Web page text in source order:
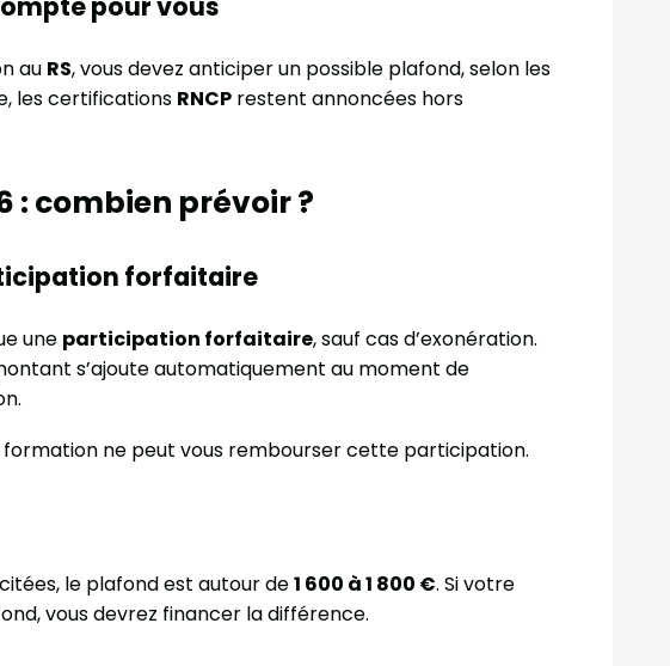
au RS, vous devez anticiper un possible plafond, selon les
les certifications RNCP restent annoncées hors
: combien prévoir ?
forfaitaire
une participation forfaitaire, sauf cas d’exonération.
s’ajoute automatiquement au moment de
ne peut vous rembourser cette participation.
le plafond est autour de1 600 à 1 800 €. Si votre
vous devrez financer la différence.